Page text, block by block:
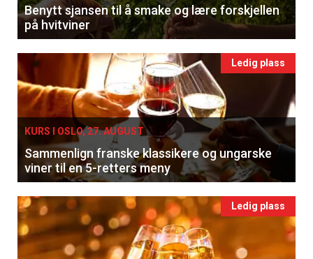
Benytt sjansen til å smake og lære forskjellen
på hvitviner
Ledig plass
KURS I OSLO, 27. AUGUST
Sammenlign franske klassikere og ungarske
viner til en 5-retters meny
Ledig plass